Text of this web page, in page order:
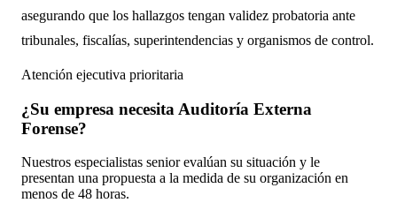
asegurando que los hallazgos tengan validez probatoria ante
tribunales, fiscalías, superintendencias y organismos de control.
Atención ejecutiva prioritaria
¿Su empresa necesita Auditoría Externa
Forense?
Nuestros especialistas senior evalúan su situación y le
presentan una propuesta a la medida de su organización en
menos de 48 horas.